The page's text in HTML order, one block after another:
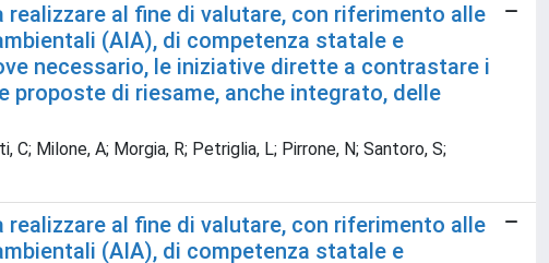
al fine di valutare, con riferimento alle
(AIA), di competenza statale e
necessario, le iniziative dirette a contrastare i
di riesame, anche integrato, delle
C; Milone, A; Morgia, R; Petriglia, L; Pirrone, N; Santoro, S;
al fine di valutare, con riferimento alle
(AIA), di competenza statale e